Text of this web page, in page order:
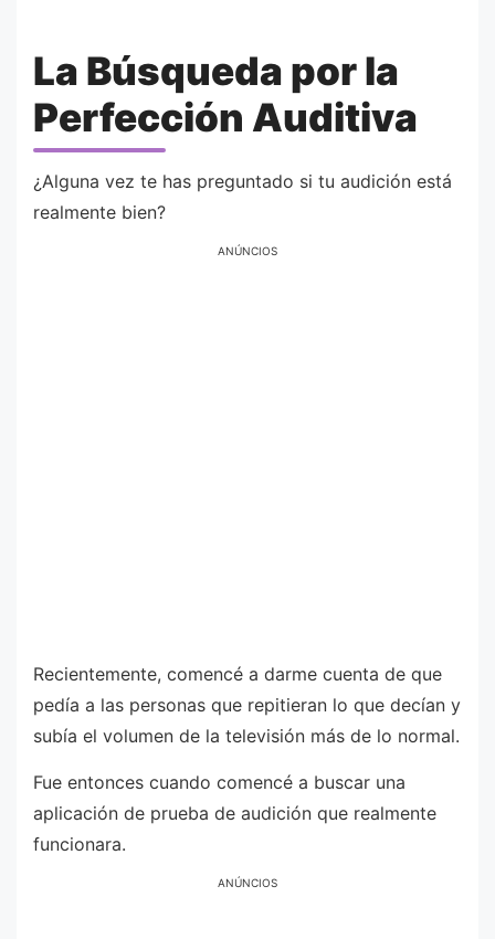
La Búsqueda por la
Perfección Auditiva
¿Alguna vez te has preguntado si tu audición está
realmente bien?
ANÚNCIOS
Recientemente, comencé a darme cuenta de que
pedía a las personas que repitieran lo que decían y
subía el volumen de la televisión más de lo normal.
Fue entonces cuando comencé a buscar una
aplicación de prueba de audición que realmente
funcionara.
ANÚNCIOS